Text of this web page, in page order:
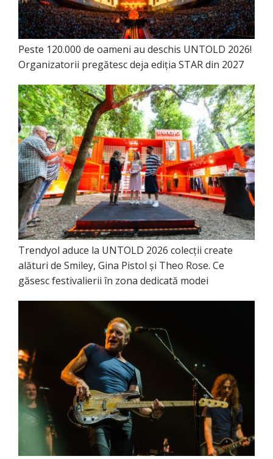
Peste 120.000 de oameni au deschis UNTOLD 2026!
Organizatorii pregătesc deja ediția STAR din 2027
Trendyol aduce la UNTOLD 2026 colecții create
alături de Smiley, Gina Pistol și Theo Rose. Ce
găsesc festivalierii în zona dedicată modei